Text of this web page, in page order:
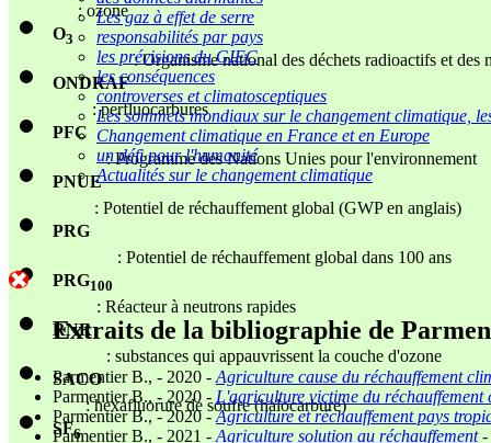
O3 : ozone
ONDRAF: Organisme national des déchets radioactifs et
PFC : perfluocarbures
PNUE: Programme des Nations Unies pour l'environnement
PRG : Potentiel de réchauffement global (GWP en anglais)
PRG100 : Potentiel de réchauffement global dans 100 ans
RNR: Réacteur à neutrons rapides
SACO: substances qui appauvrissent la couche d'ozone
SF6: hexafluorure de soufre (halocarbure)
Les gaz à effet de serre
responsabilités par pays
les prévisions du GIEC
les conséquences
controverses et climatosceptiques
Les sommets mondiaux sur le changement climatique,
Changement climatique en France et en Europe
un défi pour l'humanité
Actualités sur le changement climatique
Extraits de la bibliographie de
Parmentier B., - 2020 - Agriculture cause du réchauffement
Parmentier B., - 2020 - L'agriculture victime du réchauffement
Parmentier B., - 2020 -Agriculture et réchauffement pays
Parmentier B., - 2021 - Agriculture solution au réchauffement-